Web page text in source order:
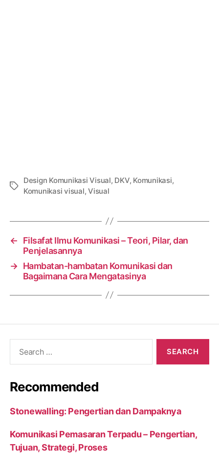
Tags
Design Komunikasi Visual, DKV, Komunikasi,
Komunikasi visual,Visual
←
Filsafat Ilmu Komunikasi – Teori, Pilar, dan
Penjelasannya
→ Hambatan-hambatan Komunikasi dan
Bagaimana Cara Mengatasinya
Recommended
Stonewalling: Pengertian dan Dampaknya
Komunikasi Pemasaran Terpadu – Pengertian,
Tujuan, Strategi, Proses